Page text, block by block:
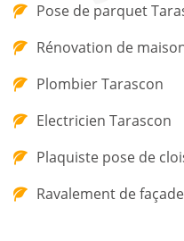
Pose de parquet
Rénovation de
Plombier Tarascon
Electricien Tarascon
Plaquiste pose de
Ravalement de